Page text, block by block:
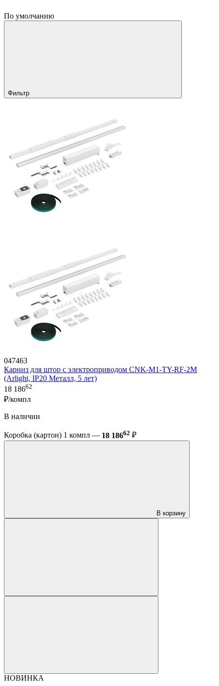
По умолчанию
Фильтр
047463
Карниз для штор с электроприводом CNK-M1-TY-RF-2M
(Arlight, IP20 Металл, 5 лет)
18 18662
₽/компл
В наличии
Коробка (картон) 1 компл — 18 18662 ₽
В корзину
НОВИНКА